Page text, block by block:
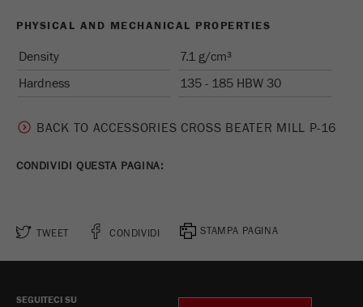
Name _ym_d
Fornitore
cookie
degli annunci.
PHYSICAL AND MECHANICAL PROPERTIES
Density
7.1 g/cm³
Hardness
135 - 185 HBW 30
BACK TO ACCESSORIES CROSS BEATER MILL P-16
CONDIVIDI QUESTA PAGINA:
TWEET CONDIVIDI STAMPA PAGINA
SEGUITECI SU